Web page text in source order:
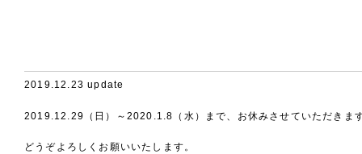
2019.12.23 update
2019.12.29（日）～2020.1.8（水）まで、お休みさせていただきま
どうぞよろしくお願いいたします。